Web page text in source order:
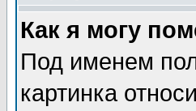
Как я могу
Под именем
картинка